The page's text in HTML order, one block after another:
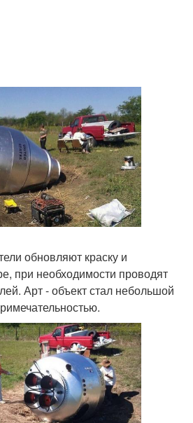
обновляют краску и
при необходимости проводят
Арт - объект стал небольшой